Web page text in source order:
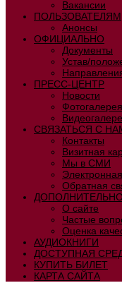
Вакансии
ПОЛЬЗОВАТЕЛЯМ
Анонсы
ОФИЦИАЛЬНО
Документы
Устав/
ПРЕСС-ЦЕНТР
Новости
Фотогалерея
СВЯЗАТЬСЯ С
Контакты
Визитная
Мы в СМИ
Обратная
ДОПОЛНИТЕЛЬНО
О сайте
Частые
Оценка
АУДИОКНИГИ
ДОСТУПНАЯ
КУПИТЬ БИЛЕТ
КАРТА САЙТА